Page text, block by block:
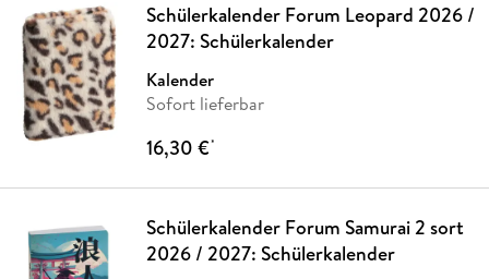
Schülerkalender Forum Leopard 2026 /
2027: Schülerkalender
Kalender
Sofort lieferbar
16,30 €*
Schülerkalender Forum Samurai 2 sort
2026 / 2027: Schülerkalender